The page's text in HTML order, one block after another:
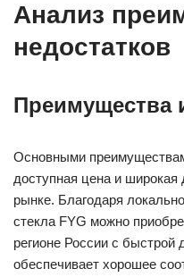
Анализ
недостатков
Преимущества
Основными
доступная цена и широкая
рынке. Благодаря
стекла FYG можно
регионе России с быстрой
обеспечивает хорошее